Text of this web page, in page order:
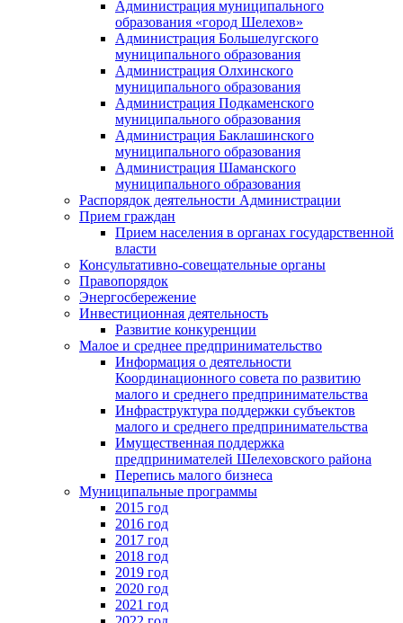
Администрация муниципального
образования «город Шелехов»
Администрация Большелугского
муниципального образования
Администрация Олхинского
муниципального образования
Администрация Подкаменского
муниципального образования
Администрация Баклашинского
муниципального образования
Администрация Шаманского
муниципального образования
Распорядок деятельности Администрации
Прием граждан
Прием населения в органах государственной
власти
Консультативно-совещательные органы
Правопорядок
Энергосбережение
Инвестиционная деятельность
Развитие конкуренции
Малое и среднее предпринимательство
Информация о деятельности
Координационного совета по развитию
малого и среднего предпринимательства
Инфраструктура поддержки субъектов
малого и среднего предпринимательства
Имущественная поддержка
предпринимателей Шелеховского района
Перепись малого бизнеса
Муниципальные программы
2015 год
2016 год
2017 год
2018 год
2019 год
2020 год
2021 год